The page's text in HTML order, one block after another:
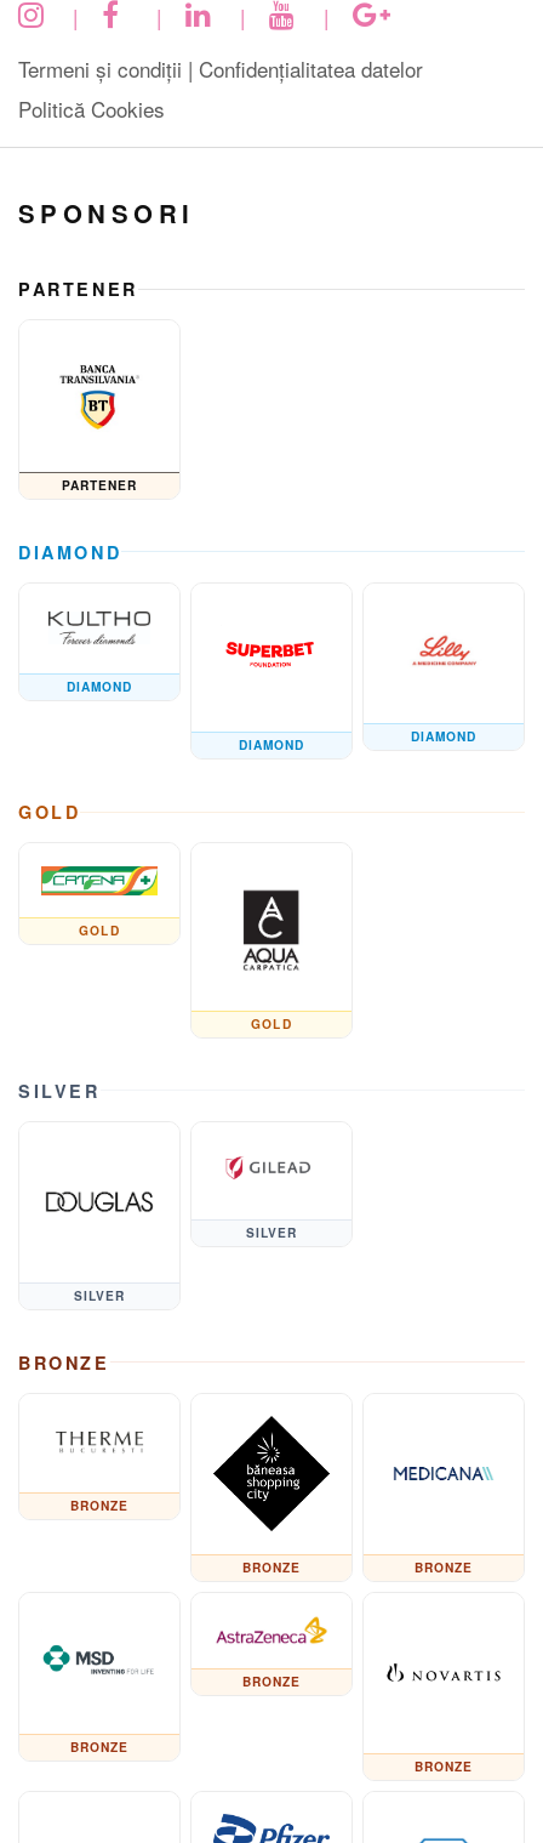
| | |
|
Termeni și condiții | Confidențialitatea datelor
Politică Cookies
SPONSORI
PARTENER
PARTENER
DIAMOND
DIAMOND
DIAMOND
DIAMOND
GOLD
GOLD
GOLD
SILVER
SILVER
SILVER
BRONZE
BRONZE
BRONZE BRONZE
BRONZE
BRONZE
BRONZE